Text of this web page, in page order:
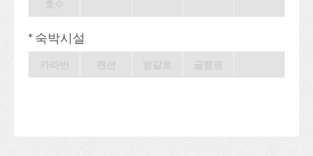
* 숙박시설